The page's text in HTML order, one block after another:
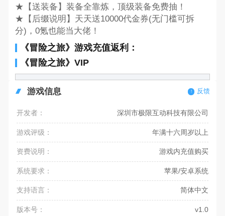
★【送装备】装备全靠炼，顶级装备免费抽！
★【后缀说明】天天送10000代金券(无门槛可拆
分)，0氪也能当大佬！
《冒险之旅》游戏充值返利：
《冒险之旅》VIP
游戏信息 反馈
开发者： 深圳市极限互动科技有限公司
游戏评级： 年满十六周岁以上
资费说明： 游戏内充值购买
系统要求： 苹果/安卓系统
支持语言： 简体中文
版本号： v1.0